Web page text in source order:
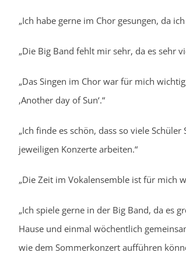
„Ich habe gerne im Chor gesungen, da
„Die Big Band fehlt mir sehr, da es sehr
„Das Singen im Chor war für mich
‚Another day of Sun‘.“
„Ich finde es schön, dass so viele
jeweiligen Konzerte arbeiten.“
„Die Zeit im Vokalensemble ist für mich
„Ich spiele gerne in der Big Band, da es
Hause und einmal wöchentlich
wie dem Sommerkonzert aufführen